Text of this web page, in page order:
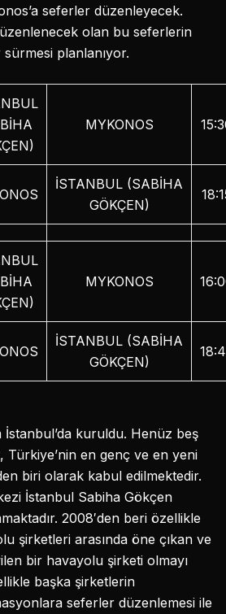
seferler düzenleyecek.
olan bu seferlerin
planlanıyor.
MYKONOS
İSTANBUL (SABİHA
GÖKÇEN)
MYKONOS
İSTANBUL (SABİHA
GÖKÇEN)
İstanbul’da kuruldu. Henüz beş
Türkiye’nin en genç ve en yeni
biri olarak kabul edilmektedir.
İstanbul Sabiha Gökçen
2008′den beri özellikle
şirketleri arasında öne çıkan ve
bir havayolu şirketi olmayı
başka şirketlerin
seferler düzenlemesi ile